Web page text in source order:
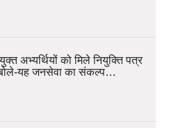
अभ्यर्थियों को मिले नियुक्ति पत्र
बोले-यह जनसेवा का संकल्प…